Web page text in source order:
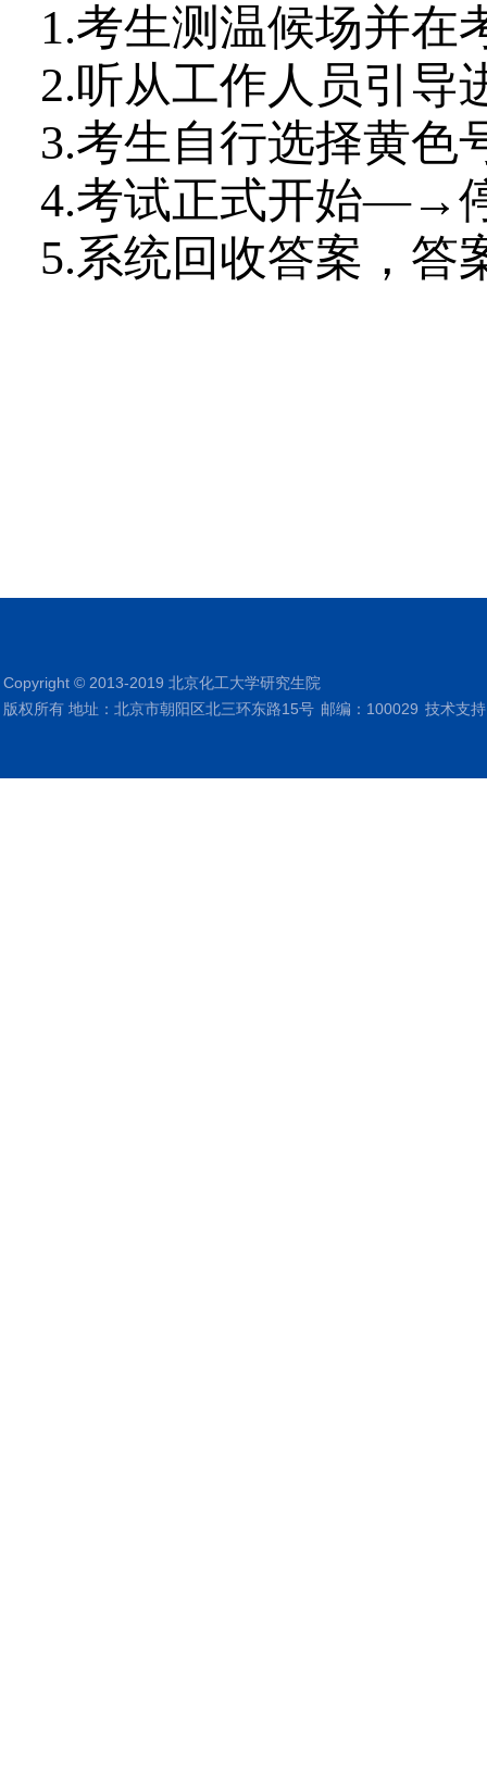
1.考生测温候场并在
2.听从工作人员引导
3.考生自行选择黄色
4.考试正式开始—→
5.系统回收答案，答
Copyright © 2013-2019 北京化工大学研究生院
版权所有 地址：北京市朝阳区北三环东路15号 邮编：100029 技术支